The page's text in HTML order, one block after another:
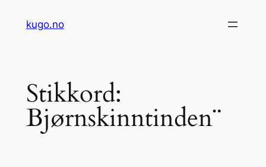
kugo.no
Stikkord:
Bjørnskinntinden¨